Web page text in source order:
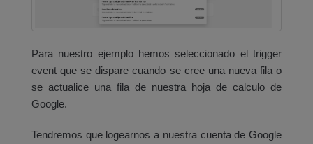
Para nuestro ejemplo hemos seleccionado el trigger
event que se dispare cuando se cree una nueva fila o
se actualice una fila de nuestra hoja de calculo de
Google.
Tendremos que logearnos a nuestra cuenta de Google